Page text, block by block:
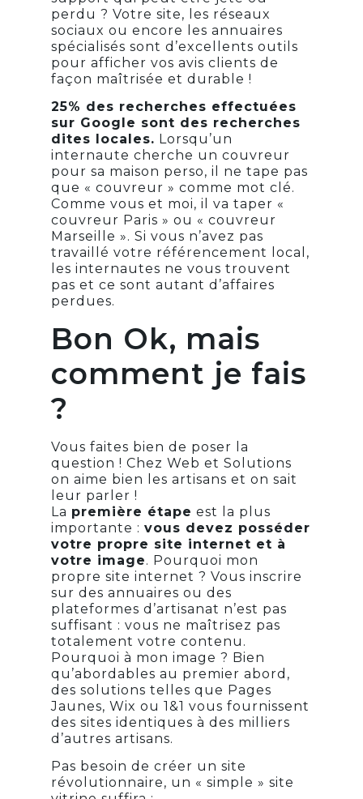
perdu ? Votre site, les réseaux
sociaux ou encore les annuaires
spécialisés sont d’excellents outils
pour afficher vos avis clients de
façon maîtrisée et durable !
25% des recherches effectuées
sur Google sont des recherches
dites locales. Lorsqu’un
internaute cherche un couvreur
pour sa maison perso, il ne tape pas
que « couvreur » comme mot clé.
Comme vous et moi, il va taper «
couvreur Paris » ou « couvreur
Marseille ». Si vous n’avez pas
travaillé votre référencement local,
les internautes ne vous trouvent
pas et ce sont autant d’affaires
perdues.
Bon Ok, mais
comment je fais
?
Vous faites bien de poser la
question ! Chez Web et Solutions
on aime bien les artisans et on sait
leur parler !
La première étape est la plus
importante :vous devez posséder
votre propre site internet et à
votre image. Pourquoi mon
propre site internet ? Vous inscrire
sur des annuaires ou des
plateformes d’artisanat n’est pas
suffisant : vous ne maîtrisez pas
totalement votre contenu.
Pourquoi à mon image ? Bien
qu’abordables au premier abord,
des solutions telles que Pages
Jaunes, Wix ou 1&1 vous fournissent
des sites identiques à des milliers
d’autres artisans.
Pas besoin de créer un site
révolutionnaire, un « simple » site